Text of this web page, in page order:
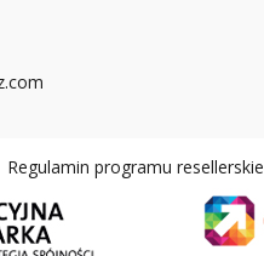
Regulamin programu